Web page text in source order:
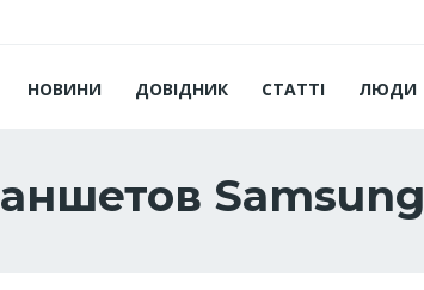
НОВИНИ ДОВІДНИК СТАТТІ ЛЮДИ
Samsung